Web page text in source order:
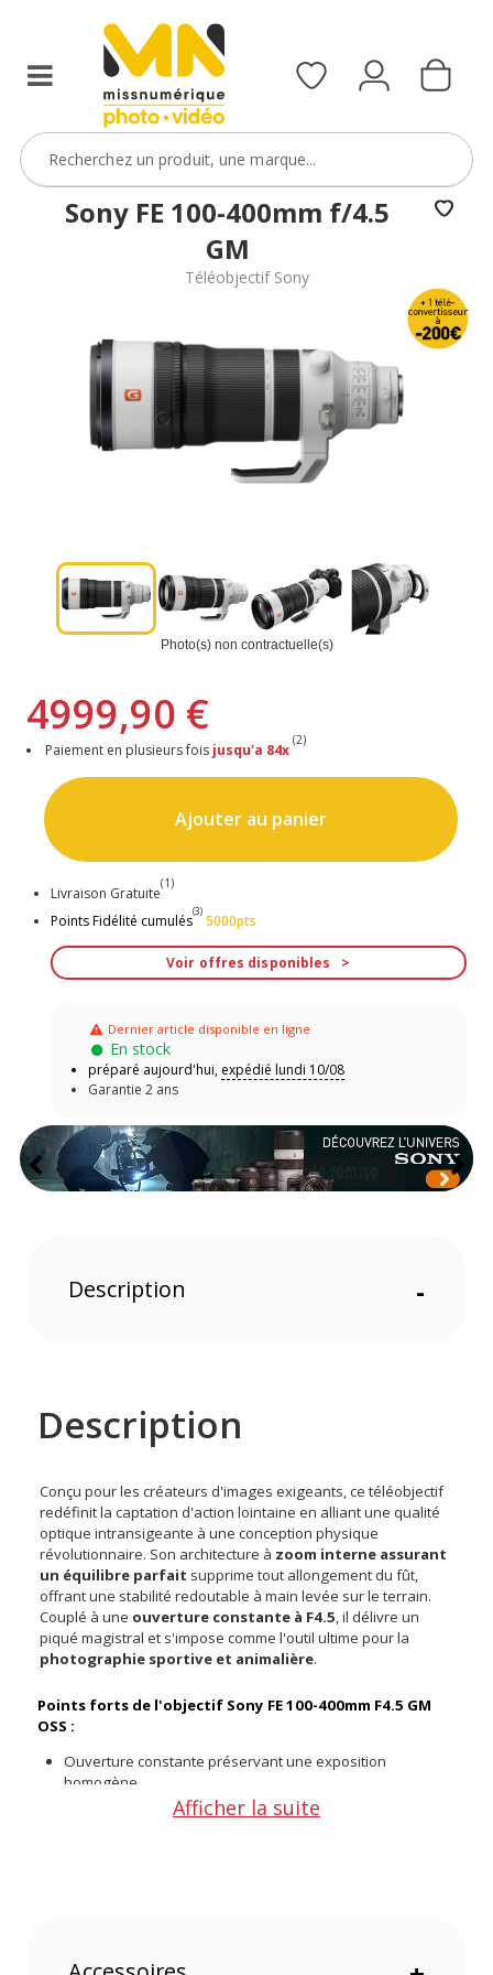
code
ObjectifFiltre5
téléobjectif
avec
TELE200
VOIR L'OFFRE
Sony FE 100-400mm f/4.5
GM
Téléobjectif Sony
Photo(s) non contractuelle(s)
4999,90 €
Paiement en plusieurs fois jusqu'a 84x
(2)
Ajouter au panier
Livraison Gratuite
(1)
Points Fidélité cumulés
(3)
5000pts
Voir offres disponibles
Dernier article disponible en ligne
En stock
préparé aujourd'hui, expédié lundi 10/08
Garantie 2 ans
Description -
Description
Conçu pour les créateurs d'images exigeants, ce téléobjectif
redéfinit la captation d'action lointaine en alliant une qualité
optique intransigeante à une conception physique
révolutionnaire. Son architecture à zoom interne assurant
un équilibre parfait supprime tout allongement du fût,
offrant une stabilité redoutable à main levée sur le terrain.
Couplé à une ouverture constante à F4.5, il délivre un
piqué magistral et s'impose comme l'outil ultime pour la
photographie sportive et animalière.
Points forts de l'objectif Sony FE 100-400mm F4.5 GM
OSS :
Ouverture constante préservant une exposition
homogène
Ingénierie de zoom interne maintenant le centre de
Fente antivol intégrée sécurisant votre matériel en
Afficher la suite